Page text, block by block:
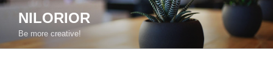
コ
ン
NILORIOR
Be more creative!